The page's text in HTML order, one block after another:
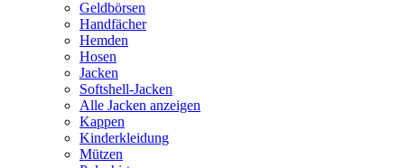
Geldbörsen
Handfächer
Hemden
Hosen
Jacken
Softshell-Jacken
Alle Jacken anzeigen
Kappen
Kinderkleidung
Mützen